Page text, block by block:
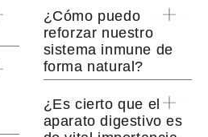
¿Cómo puedo
reforzar nuestro
sistema inmune de
forma natural?
¿Es cierto que el
aparato digestivo es